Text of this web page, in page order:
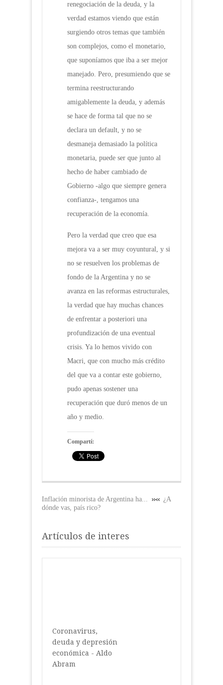
renegociación de la deuda, y la
verdad estamos viendo que están
surgiendo otros temas que también
son complejos, como el monetario,
que suponíamos que iba a ser mejor
manejado. Pero, presumiendo que se
termina reestructurando
amigablemente la deuda, y además
se hace de forma tal que no se
declara un default, y no se
desmaneja demasiado la política
monetaria, puede ser que junto al
hecho de haber cambiado de
Gobierno -algo que siempre genera
confianza-, tengamos una
recuperación de la economía.
Pero la verdad que creo que esa
mejora va a ser muy coyuntural, y si
no se resuelven los problemas de
fondo de la Argentina y no se
avanza en las reformas estructurales,
la verdad que hay muchas chances
de enfrentar a posteriori una
profundización de una eventual
crisis. Ya lo hemos vivido con
Macri, que con mucho más crédito
del que va a contar este gobierno,
pudo apenas sostener una
recuperación que duró menos de un
año y medio.
Compartí:
Inflación minorista de Argentina ha...
¿A
dónde vas, país rico?
Artículos de interes
Coronavirus,
deuda y depresión
económica - Aldo
Abram